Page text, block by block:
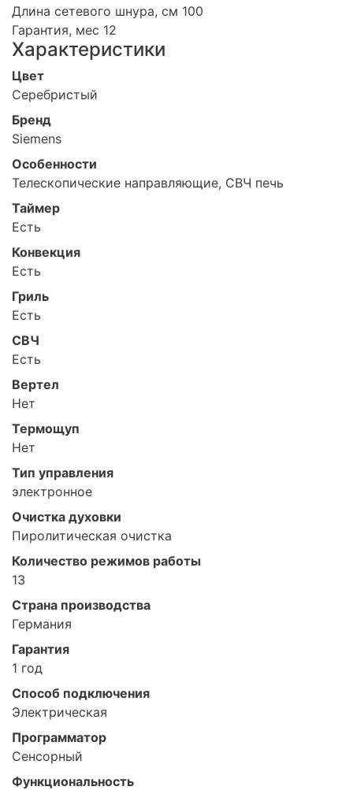
Длина сетевого шнура, см 100
Гарантия, мес 12
Характеристики
Цвет
Серебристый
Бренд
Siemens
Особенности
Телескопические направляющие, СВЧ печь
Таймер
Есть
Конвекция
Есть
Гриль
Есть
СВЧ
Есть
Вертел
Нет
Термощуп
Нет
Тип управления
электронное
Очистка духовки
Пиролитическая очистка
Количество режимов работы
13
Страна производства
Германия
Гарантия
1 год
Способ подключения
Электрическая
Программатор
Сенсорный
Функциональность